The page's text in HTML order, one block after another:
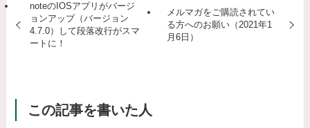
noteのIOSアプリがバージ
ョンアップ（バージョン
4.7.0）して段落改行がスマ
ートに！
メルマガをご購読されてい
る方へのお願い（2021年1
月6日）
この記事を書いた人